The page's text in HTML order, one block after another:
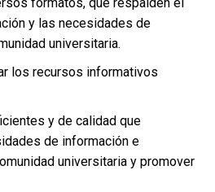
y las necesidades de
universitaria.
los recursos informativos
y de calidad que
de información e
universitaria y promover